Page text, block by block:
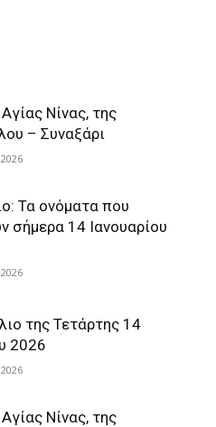
Νίνας, της
– Συναξάρι
Τα ονόματα που
σήμερα 14 Ιανουαρίου
της Τετάρτης 14
2026
Νίνας, της